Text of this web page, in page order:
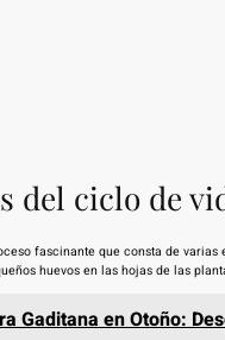
del ciclo de
fascinante que consta de
huevos en las hojas de las
Gaditana en Otoño: